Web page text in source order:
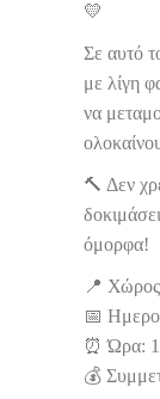
💛
Σε αυτό
με λίγη
να
🔨 Δεν
όμορφα!
📍
📅
⏰ Ώρα:
💰